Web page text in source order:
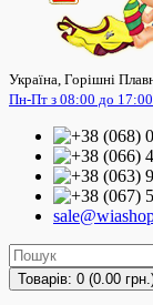
Україна, Горішні
Пн-Пт з 08:00 до 17:00
Товарів: 0 (0.00